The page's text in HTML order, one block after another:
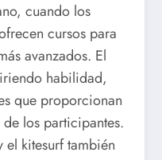
cuando los
cursos para
avanzados. El
habilidad,
que proporcionan
los participantes.
kitesurf también